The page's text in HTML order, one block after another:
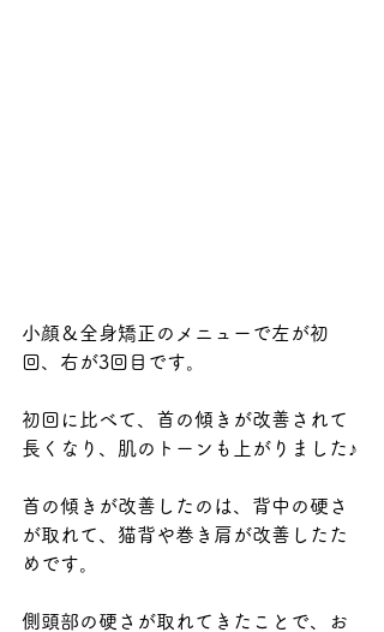
小顔＆全身矯正のメニューで左が初
回、右が3回目です。
初回に比べて、首の傾きが改善されて
長くなり、肌のトーンも上がりました♪
首の傾きが改善したのは、背中の硬さ
が取れて、猫背や巻き肩が改善したた
めです。
側頭部の硬さが取れてきたことで、お